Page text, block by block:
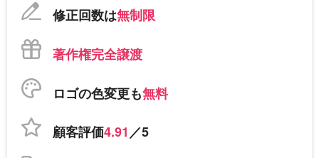
修正回数は無制限
著作権完全譲渡
ロゴの色変更も無料
顧客評価4.91／5